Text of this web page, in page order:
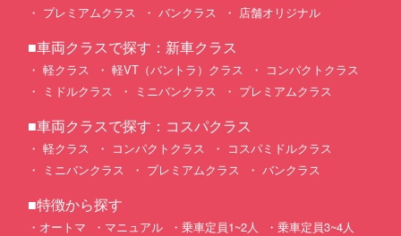
プレミアムクラス
バンクラス 店舗オリジナル
■車両クラスで探す：新車クラス
軽クラス 軽VT（バントラ）クラス
コンパクトクラス
ミドルクラス
ミニバンクラス プレミアムクラス
■車両クラスで探す：コスパクラス
軽クラス コンパクトクラス
コスパミドルクラス
ミニバンクラス
プレミアムクラス バンクラス
■特徴から探す
オートマ マニュアル 乗車定員1~2人
乗車定員3~4人